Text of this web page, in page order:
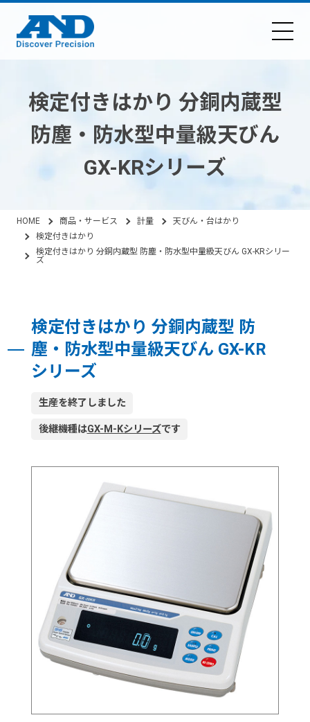
検定付きはかり 分銅内蔵型
防塵・防水型中量級天びん
GX-KRシリーズ
HOME 商品・サービス 計量
天びん・台はかり
検定付きはかり
検定付きはかり 分銅内蔵型 防塵・防水型中量級天びん GX-KRシリー
ズ
検定付きはかり 分銅内蔵型 防
塵・防水型中量級天びん GX-KR
シリーズ
生産を終了しました
後継機種はGX-M-Kシリーズです